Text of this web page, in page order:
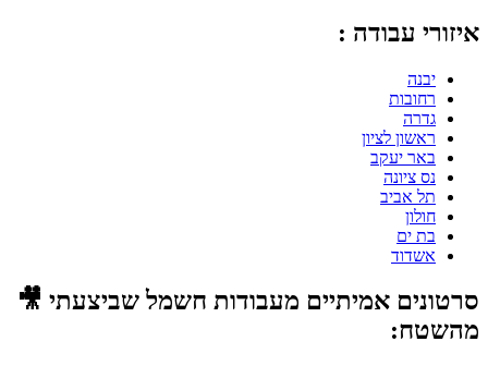
איזורי עבודה :
יבנה
רחובות
גדרה
ראשון לציון
באר יעקב
נס ציונה
תל אביב
חולון
בת ים
אשדוד
סרטונים אמיתיים מעבודות חשמל שביצעתי 🎥
מהשטח: